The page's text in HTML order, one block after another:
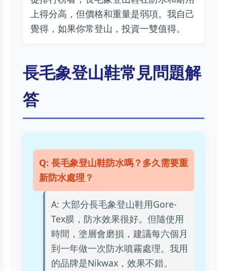
上得分高，但價格和重量是弱項。我自己
覺得，如果你常登山，投資一雙值得。
長毛象登山鞋常見問題解
答
Q: 長毛象登山鞋防水嗎？多久需要重
新防水處理？
A: 大部分長毛象登山鞋用Gore-
Tex膜，防水效果很好。但隨使用
時間，塗層會磨損，建議每六個月
到一年做一次防水噴霧處理。我用
的品牌是Nikwax，效果不錯。